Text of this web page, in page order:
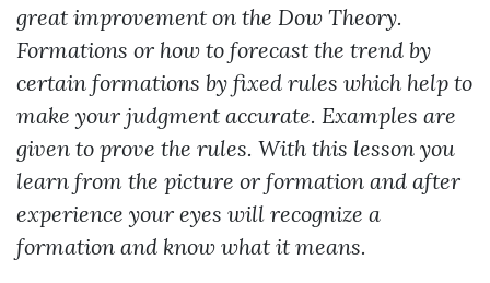
great improvement on the Dow Theory.
Formations or how to forecast the trend by
certain formations by fixed rules which help to
make your judgment accurate. Examples are
given to prove the rules. With this lesson you
learn from the picture or formation and after
experience your eyes will recognize a
formation and know what it means.